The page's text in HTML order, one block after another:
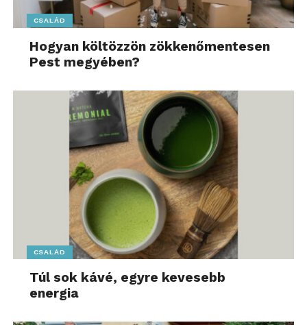
CSALÁD
Hogyan költözzön zökkenőmentesen
Pest megyében?
CSALÁD
Túl sok kávé, egyre kevesebb
energia